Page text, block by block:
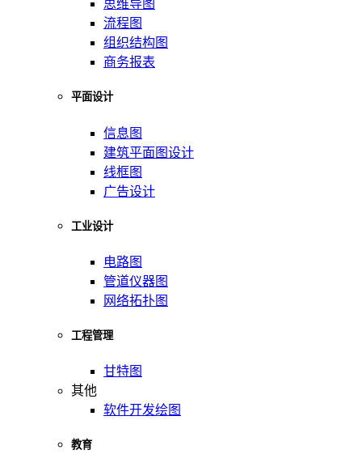
思维导图
流程图
组织结构图
商务报表
平面设计
信息图
建筑平面图设计
线框图
广告设计
工业设计
电路图
管道仪器图
网络拓扑图
工程管理
甘特图
其他
软件开发绘图
教育